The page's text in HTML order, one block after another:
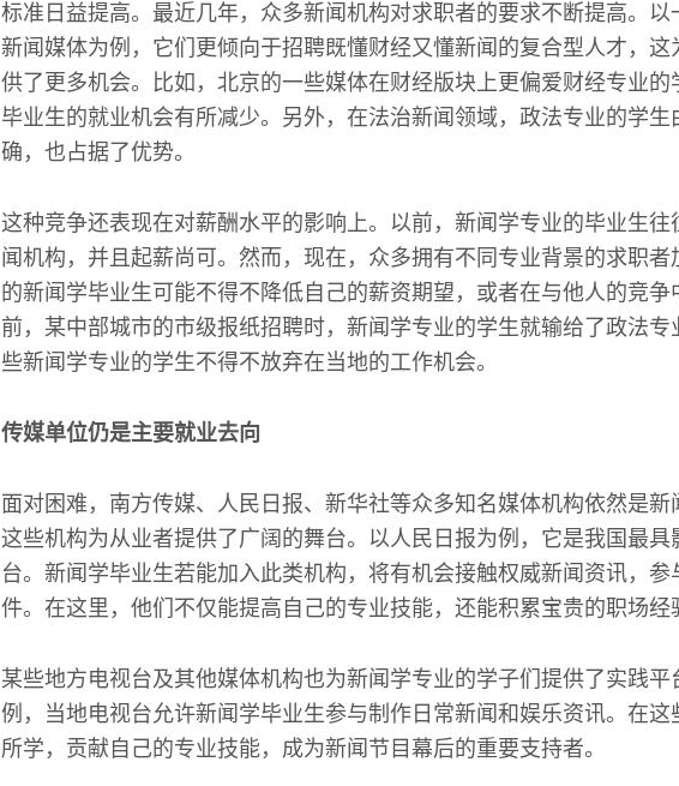
标准日益提高。最近几年，众多新闻机构对求职者的要求不断提高。以
新闻媒体为例，它们更倾向于招聘既懂财经又懂新闻的复合型人才，这
供了更多机会。比如，北京的一些媒体在财经版块上更偏爱财经专业的
毕业生的就业机会有所减少。另外，在法治新闻领域，政法专业的学
确，也占据了优势。
这种竞争还表现在对薪酬水平的影响上。以前，新闻学专业的毕业生
闻机构，并且起薪尚可。然而，现在，众多拥有不同专业背景的求职者
的新闻学毕业生可能不得不降低自己的薪资期望，或者在与他人的竞
前，某中部城市的市级报纸招聘时，新闻学专业的学生就输给了政法
些新闻学专业的学生不得不放弃在当地的工作机会。
传媒单位仍是主要就业去向
面对困难，南方传媒、人民日报、新华社等众多知名媒体机构依然是新
这些机构为从业者提供了广阔的舞台。以人民日报为例，它是我国最具
台。新闻学毕业生若能加入此类机构，将有机会接触权威新闻资讯，参
件。在这里，他们不仅能提高自己的专业技能，还能积累宝贵的职场经
某些地方电视台及其他媒体机构也为新闻学专业的学子们提供了实践平
例，当地电视台允许新闻学毕业生参与制作日常新闻和娱乐资讯。在这
所学，贡献自己的专业技能，成为新闻节目幕后的重要支持者。